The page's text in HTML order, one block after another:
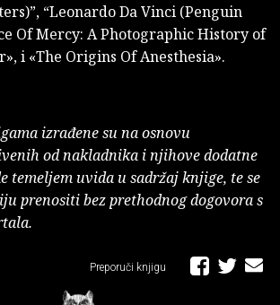
“Leonardo Da Vinci (Penguin
Of Mercy: A Photographic History of
i «The Origins Of Anesthesia».
izrađene su na osnovu
od nakladnika i njihove dodatne
temeljem uvida u sadržaj knjige, te se
prenositi bez prethodnog dogovora s
Preporuči knjigu